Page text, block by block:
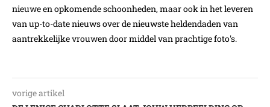
nieuwe en opkomende schoonheden, maar ook in het leveren
van up-to-date nieuws over de nieuwste heldendaden van
aantrekkelijke vrouwen door middel van prachtige foto's.
vorige artikel